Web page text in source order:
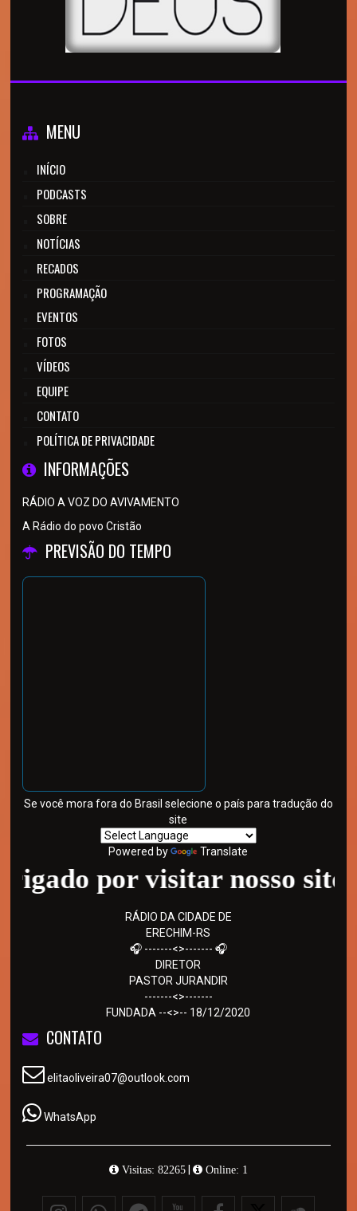
MENU
INÍCIO
PODCASTS
SOBRE
NOTÍCIAS
RECADOS
PROGRAMAÇÃO
EVENTOS
FOTOS
VÍDEOS
EQUIPE
CONTATO
POLÍTICA DE PRIVACIDADE
INFORMAÇÕES
RÁDIO A VOZ DO AVIVAMENTO
A Rádio do povo Cristão
PREVISÃO DO TEMPO
Se você mora fora do Brasil selecione o país para tradução do
site
Powered by Translate
por visitar nosso site -
RÁDIO DA CIDADE DE
ERECHIM-RS
🎧 -------<>------- 🎧
DIRETOR
PASTOR JURANDIR
-------<>-------
FUNDADA --<>-- 18/12/2020
CONTATO
elitaoliveira07@outlook.com
WhatsApp
Visitas: 82265| Online: 1